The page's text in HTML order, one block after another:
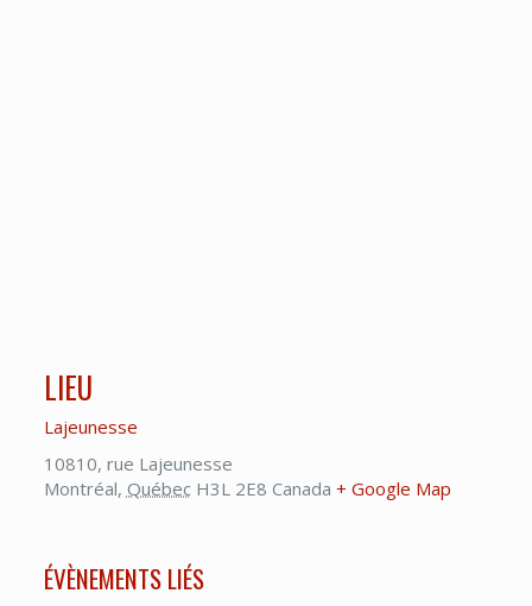
LIEU
Lajeunesse
10810, rue Lajeunesse
Montréal, Québec H3L 2E8 Canada + Google Map
ÉVÈNEMENTS LIÉS